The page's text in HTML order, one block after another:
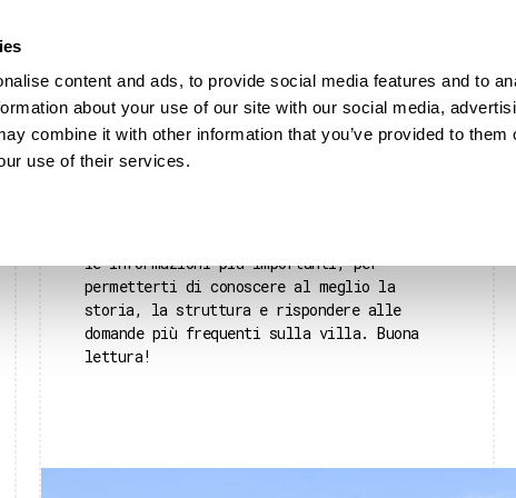
content and ads, to provide social media features and to
about your use of our site with our social media,
combine it with other information that you’ve provided to them
use of their services.
La location di Villa Foscarini Rossi è una
le informazioni più importanti, per
permetterti di conoscere al meglio la
storia, la struttura e rispondere alle
domande più frequenti sulla villa. Buona
lettura!